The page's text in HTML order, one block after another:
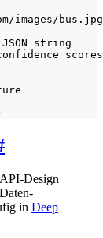
images/
string
scores
Design
in Deep